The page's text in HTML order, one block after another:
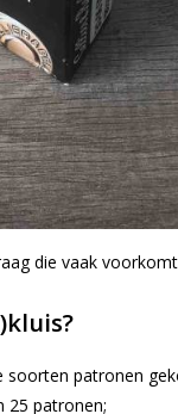
die vaak
patronen
25 patronen;